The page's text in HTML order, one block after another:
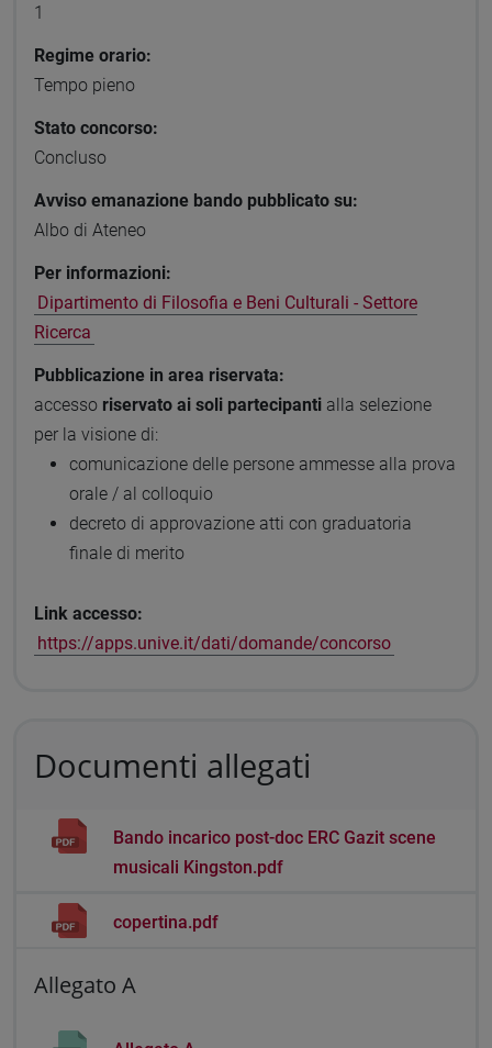
1
Regime orario:
Tempo pieno
Stato concorso:
Concluso
Avviso emanazione bando pubblicato su:
Albo di Ateneo
Per informazioni:
Dipartimento di Filosofia e Beni Culturali - Settore
Ricerca
Pubblicazione in area riservata:
accesso riservato ai soli partecipantialla selezione
per la visione di:
comunicazione delle persone ammesse alla prova
orale / al colloquio
decreto di approvazione atti con graduatoria
finale di merito
Link accesso:
https://apps.unive.it/dati/domande/concorso
Documenti allegati
Bando incarico post-doc ERC Gazit scene
musicali Kingston.pdf
copertina.pdf
Allegato A